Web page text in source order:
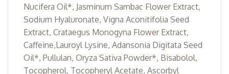
Nucifera Oil*, Jasminum Sambac Flower Extract,
Sodium Hyaluronate, Vigna Aconitifolia Seed
Extract, Crataegus Monogyna Flower Extract,
Caffeine,Lauroyl Lysine, Adansonia Digitata Seed
Oil*, Pullulan, Oryza Sativa Powder*, Bisabolol,
Tocopherol, Tocopheryl Acetate, Ascorbyl